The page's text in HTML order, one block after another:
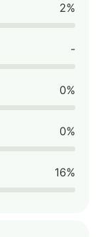
2%
-
0%
0%
16%